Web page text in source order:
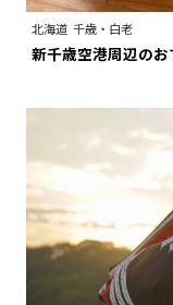
北海道 千歳・白老
新千歳空港周辺の